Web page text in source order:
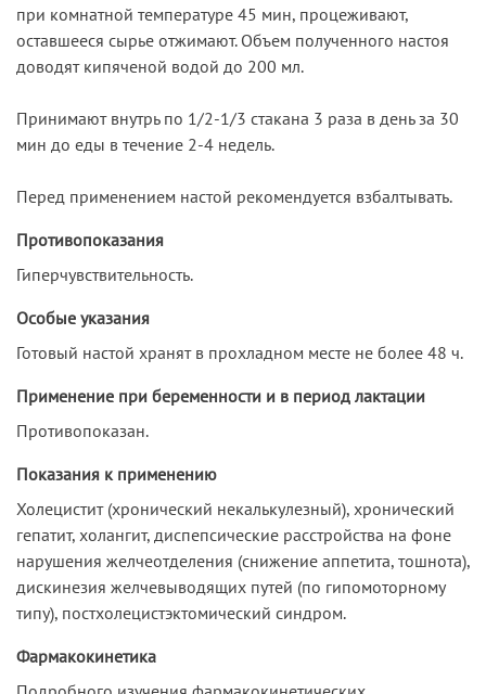
при комнатной температуре 45 мин, процеживают,
оставшееся сырье отжимают. Объем полученного настоя
доводят кипяченой водой до 200 мл.
Принимают внутрь по 1/2-1/3 стакана 3 раза в день за 30
мин до еды в течение 2-4 недель.
Перед применением настой рекомендуется взбалтывать.
Противопоказания
Гиперчувствительность.
Особые указания
Готовый настой хранят в прохладном месте не более 48 ч.
Применение при беременности и в период лактации
Противопоказан.
Показания к применению
Холецистит (хронический некалькулезный), хронический
гепатит, холангит, диспепсические расстройства на фоне
нарушения желчеотделения (снижение аппетита, тошнота),
дискинезия желчевыводящих путей (по гипомоторному
типу), постхолецистэктомический синдром.
Фармакокинетика